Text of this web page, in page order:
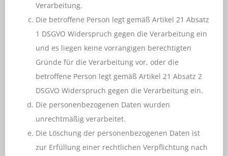
Verarbeitung.
Die betroffene Person legt gemäß Artikel 21 Absatz
1 DSGVO Widerspruch gegen die Verarbeitung ein
und es liegen keine vorrangigen berechtigten
Gründe für die Verarbeitung vor, oder die
betroffene Person legt gemäß Artikel 21 Absatz 2
DSGVO Widerspruch gegen die Verarbeitung ein.
Die personenbezogenen Daten wurden
unrechtmäßig verarbeitet.
Die Löschung der personenbezogenen Daten ist
zur Erfüllung einer rechtlichen Verpflichtung nach